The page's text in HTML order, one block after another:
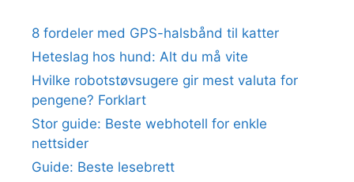
8 fordeler med GPS-halsbånd til katter
Heteslag hos hund: Alt du må vite
Hvilke robotstøvsugere gir mest valuta for
pengene? Forklart
Stor guide: Beste webhotell for enkle
nettsider
Guide: Beste lesebrett